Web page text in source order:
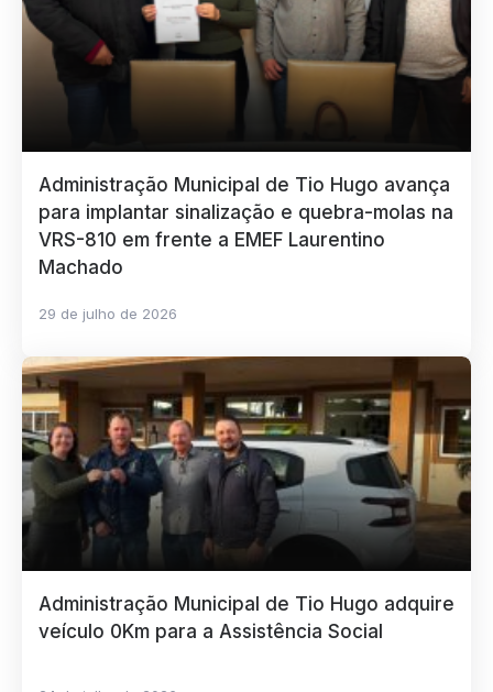
Administração Municipal de Tio Hugo avança
para implantar sinalização e quebra-molas na
VRS-810 em frente a EMEF Laurentino
Machado
29 de julho de 2026
Administração Municipal de Tio Hugo adquire
veículo 0Km para a Assistência Social